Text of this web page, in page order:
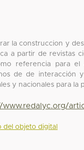
la construccion y
a partir de revistas
referencia para
de de interacción
y nacionales para la
del objeto digital